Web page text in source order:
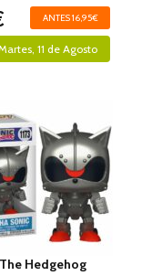
ANTES 16,95€
11 de Agosto
Hedgehog